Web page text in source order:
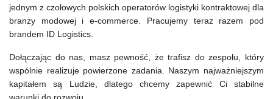
jednym z czołowych polskich operatorów logistyki kontraktowej dla
branży modowej i e-commerce. Pracujemy teraz razem pod
brandem ID Logistics.
Dołączając do nas, masz pewność, że trafisz do zespołu, który
wspólnie realizuje powierzone zadania. Naszym najważniejszym
kapitałem są Ludzie, dlatego chcemy zapewnić Ci stabilne